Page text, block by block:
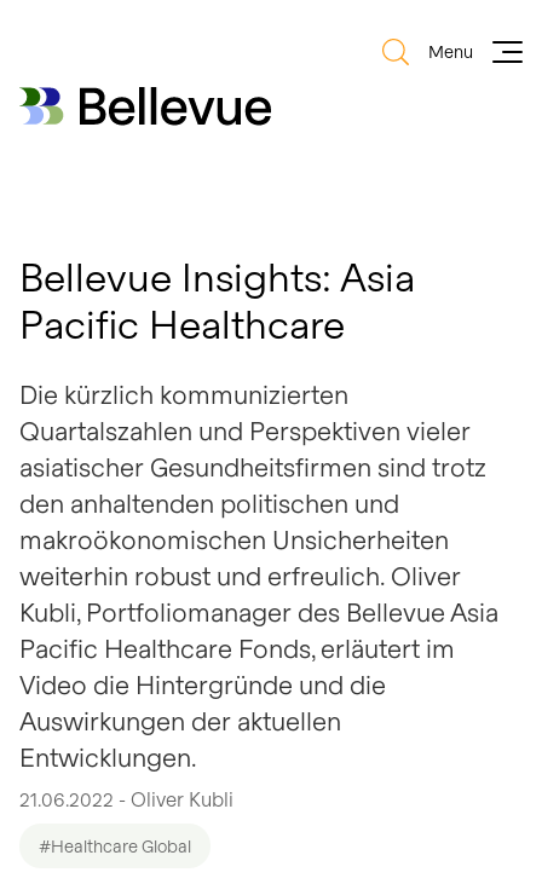
Bellevue Group AG
Menu
Bellevue Insights: Asia
Pacific Healthcare
Die kürzlich kommunizierten
Quartalszahlen und Perspektiven vieler
asiatischer Gesundheitsfirmen sind trotz
den anhaltenden politischen und
makroökonomischen Unsicherheiten
weiterhin robust und erfreulich. Oliver
Kubli, Portfoliomanager des Bellevue Asia
Pacific Healthcare Fonds, erläutert im
Video die Hintergründe und die
Auswirkungen der aktuellen
Entwicklungen.
21.06.2022 - Oliver Kubli
#Healthcare Global